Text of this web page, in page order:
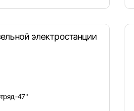
электростанции
47"